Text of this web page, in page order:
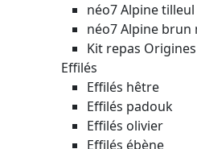
néo7 Alpine tilleul
néo7 Alpine brun
Kit repas
Effilés
Effilés hêtre
Effilés padouk
Effilés olivier
Effilés ébène